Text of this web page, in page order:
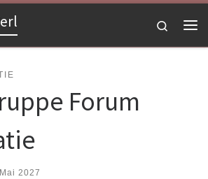
Search
Forum
2027